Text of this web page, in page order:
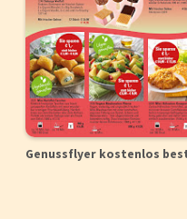
Genussflyer kostenlos